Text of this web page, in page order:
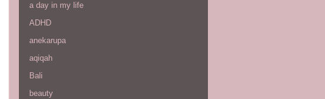
a day in my life
ADHD
anekarupa
aqiqah
Bali
beauty